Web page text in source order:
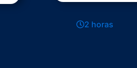
2 horas